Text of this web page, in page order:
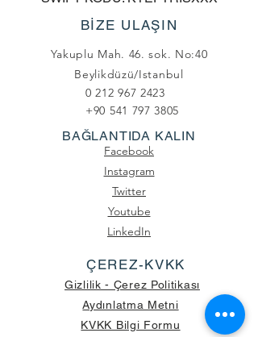
BİZE ULAŞIN
Yakuplu Mah. 46. sok. No:40
Beylikdüzü/Istanbul
0 212 967 2423
+90 541 797 3805
BAĞLANTIDA KALIN
Facebook
Instagram
Twitter
Youtube
LinkedIn
ÇEREZ-KVKK
Gizlilik - Çerez Politikası
Aydınlatma Metni
KVKK Bilgi Formu